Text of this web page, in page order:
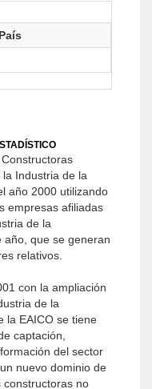
la Industria de la
año 2000 utilizando
empresas afiliadas
de la
año, que se generan
relativos.
con la ampliación
de la
la EAICO se tiene
captación,
del sector
nuevo dominio de
constructoras no